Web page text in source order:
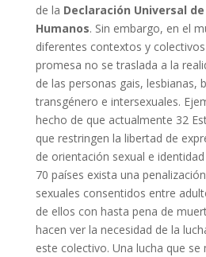
de la Declaración Universal
Humanos. Sin embargo, en el
diferentes contextos y
promesa no se traslada a la
de las personas gais, lesbianas,
transgénero e intersexuales.
hecho de que actualmente 32
que restringen la libertad de
de orientación sexual e
70 países exista una
sexuales consentidos entre
de ellos con hasta pena de
hacen ver la necesidad de la
este colectivo. Una lucha que